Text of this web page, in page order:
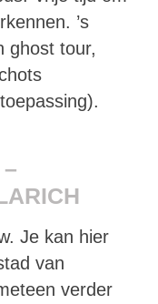
’s
ghost tour,
Je kan hier
van
verder